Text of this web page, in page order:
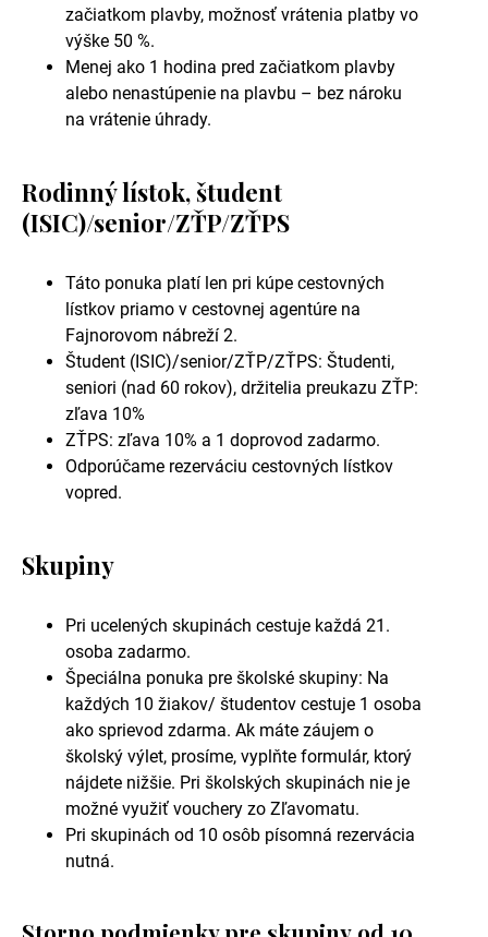
začiatkom plavby, možnosť vrátenia platby vo
výške 50 %.
Menej ako 1 hodina pred začiatkom plavby
alebo nenastúpenie na plavbu – bez nároku
na vrátenie úhrady.
Rodinný lístok, študent
(ISIC)/senior/ZŤP/ZŤPS
Táto ponuka platí len pri kúpe cestovných
lístkov priamo v cestovnej agentúre na
Fajnorovom nábreží 2.
Študent (ISIC)/senior/ZŤP/ZŤPS: Študenti,
seniori (nad 60 rokov), držitelia preukazu ZŤP:
zľava 10%
ZŤPS: zľava 10% a 1 doprovod zadarmo.
Odporúčame rezerváciu cestovných lístkov
vopred.
Skupiny
Pri ucelených skupinách cestuje každá 21.
osoba zadarmo.
Špeciálna ponuka pre školské skupiny: Na
každých 10 žiakov/ študentov cestuje 1 osoba
ako sprievod zdarma. Ak máte záujem o
školský výlet, prosíme, vyplňte formulár, ktorý
nájdete nižšie. Pri školských skupinách nie je
možné využiť vouchery zo Zľavomatu.
Pri skupinách od 10 osôb písomná rezervácia
nutná.